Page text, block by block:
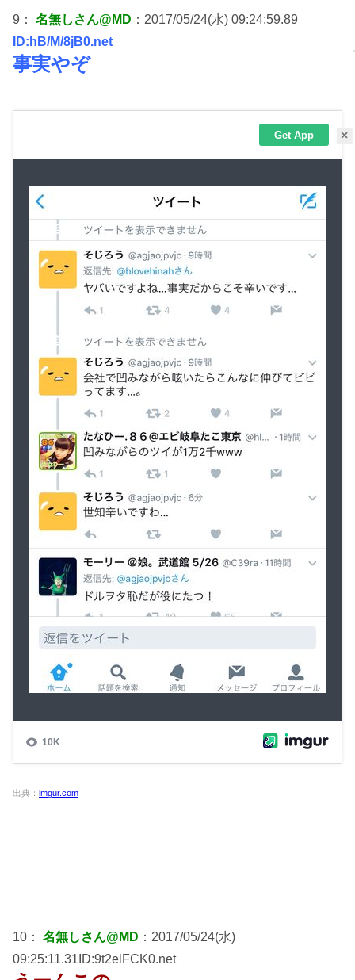
×
9： 名無しさん@MD ：2017/05/24(水) 09:24:59.89
ID:hB/M/8jB0.net
事実やぞ
出典： imgur.com
10： 名無しさん@MD ：2017/05/24(水)
09:25:11.31ID:9t2elFCK0.net